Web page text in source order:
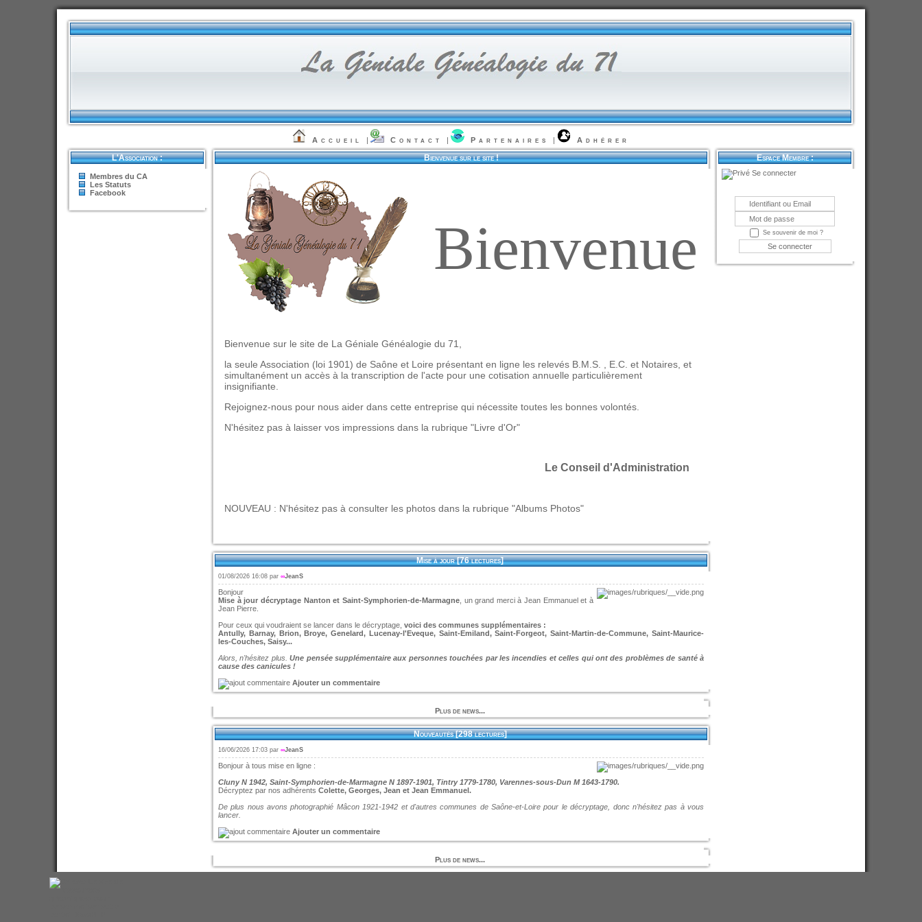
Accueil | Contact | Partenaires | Adhérer
L'Association :
Membres du CA
Les Statuts
Facebook
Bienvenue sur le site !
Bienvenue
Bienvenue sur le site de La Géniale Généalogie du 71,
la seule Association (loi 1901) de Saône et Loire présentant en ligne les relevés B.M.S. , E.C. et Notaires, et
simultanément un accès à la transcription de l'acte pour une cotisation annuelle particulièrement
insignifiante.
Rejoignez-nous pour nous aider dans cette entreprise qui nécessite toutes les bonnes volontés.
N'hésitez pas à laisser vos impressions dans la rubrique "Livre d'Or"
Le Conseil d'Administration
NOUVEAU : N'hésitez pas à consulter les photos dans la rubrique "Albums Photos"
Mise à jour [76 lectures]
01/08/2026 16:08 par ∞JeanS
Bonjour
Mise à jour décryptage Nanton et Saint-Symphorien-de-Marmagne, un grand merci à Jean Emmanuel et à
Jean Pierre.
Pour ceux qui voudraient se lancer dans le décryptage, voici des communes supplémentaires :
Antully, Barnay, Brion, Broye, Genelard, Lucenay-l'Eveque, Saint-Emiland, Saint-Forgeot, Saint-Martin-de-Commune, Saint-Maurice-
les-Couches, Saisy...
Alors, n'hésitez plus.Une pensée supplémentaire aux personnes touchées par les incendies et celles qui ont des problèmes de santé à
cause des canicules !
Ajouter un commentaire
Plus de news...
Nouveautés [298 lectures]
16/06/2026 17:03 par ∞JeanS
Bonjour à tous mise en ligne :
Cluny N 1942, Saint-Symphorien-de-Marmagne N 1897-1901, Tintry 1779-1780, Varennes-sous-Dun M 1643-1790.
Décryptez par nos adhérents Colette, Georges, Jean et Jean Emmanuel.
De plus nous avons photographié Mâcon 1921-1942 et d'autres communes de Saône-et-Loire pour le décryptage, donc n'hésitez pas à vous
lancer.
Ajouter un commentaire
Plus de news...
Espace Membre :
Se connecter
Se souvenir de moi ?